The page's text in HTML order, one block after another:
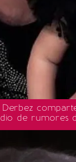
Derbez
de rumores